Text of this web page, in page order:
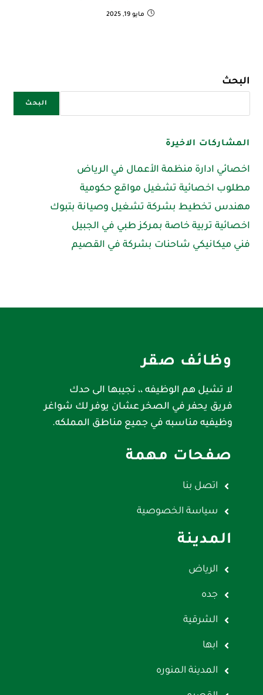
مايو 19, 2025
البحث
البحث
المشاركات الاخيرة
اخصائي ادارة منظمة الأعمال في الرياض
مطلوب اخصائية تشغيل مواقع حكومية
مهندس تخطيط بشركة تشغيل وصيانة بتبوك
اخصائية تربية خاصة بمركز طبي في الجبيل
فني ميكانيكي شاحنات بشركة في القصيم
وظائف صقر
لا تشيل هم الوظيفه ،، نجيبها الى حدك
فريق يحفر في الصخر عشان يوفر لك شواغر
وظيفيه مناسبه في جميع مناطق المملكه.
صفحات مهمة
اتصل بنا
سياسة الخصوصية
المدينة
الرياض
جده
الشرقية
ابها
المدينة المنوره